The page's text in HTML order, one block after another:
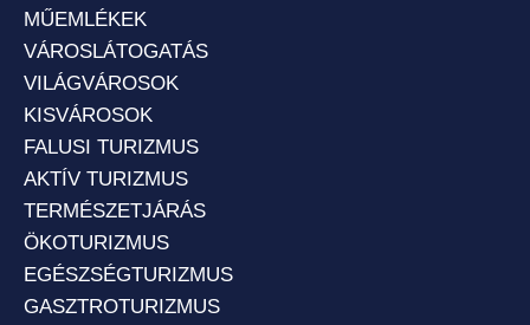
MŰEMLÉKEK
VÁROSLÁTOGATÁS
VILÁGVÁROSOK
KISVÁROSOK
FALUSI TURIZMUS
AKTÍV TURIZMUS
TERMÉSZETJÁRÁS
ÖKOTURIZMUS
EGÉSZSÉGTURIZMUS
GASZTROTURIZMUS